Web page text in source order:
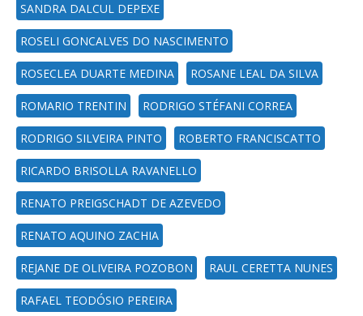
SANDRA DALCUL DEPEXE
ROSELI GONCALVES DO NASCIMENTO
ROSECLEA DUARTE MEDINA ROSANE LEAL DA SILVA
ROMARIO TRENTIN RODRIGO STÉFANI CORREA
RODRIGO SILVEIRA PINTO ROBERTO FRANCISCATTO
RICARDO BRISOLLA RAVANELLO
RENATO PREIGSCHADT DE AZEVEDO
RENATO AQUINO ZACHIA
REJANE DE OLIVEIRA POZOBON RAUL CERETTA NUNES
RAFAEL TEODÓSIO PEREIRA